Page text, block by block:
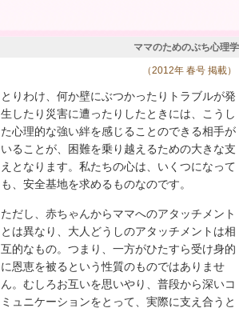
ママのためのぷち心理学
（2012年 春号 掲載）
とりわけ、何か壁にぶつかったりトラブルが発
生したり災害に遭ったりしたときには、こうし
た心理的な強い絆を感じることのできる相手が
いることが、困難を乗り越えるための大きな支
えとなります。私たちの心は、いくつになって
も、安全基地を求めるものなのです。
ただし、赤ちゃんからママへのアタッチメント
とは異なり、大人どうしのアタッチメントは相
互的なもの。つまり、一方がひたすら受け身的
に恩恵を被るという性質のものではありませ
ん。むしろお互いを思いやり、普段から深いコ
ミュニケーションをとって、実際に支え合うと